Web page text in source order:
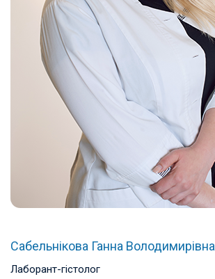
Сабельнікова Ганна Володимирівна
Лаборант-гістолог